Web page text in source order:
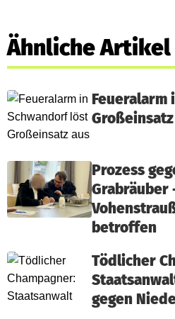
Ähnliche Artikel
Feueralarm
Prozess
Grabräuber
betroffen
Tödlicher
gegen